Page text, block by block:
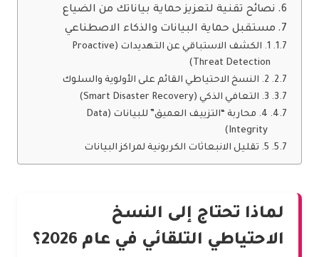
نصائح تقنية لتعزيز حماية بياناتك من الضياع
مستقبل حماية البيانات والذكاء الاصطناعي
1. الكشف الاستباقي عن التهديدات (Proactive
Threat Detection)
2. النسخ الاحتياطي القائم على الأولوية والسلوك
3. التعافي الذكي (Smart Disaster Recovery)
4. محاربة “التزييف العميق” للبيانات (Data
Integrity)
5. تقليل الانبعاثات الكربونية لمراكز البيانات
لماذا تحتاج إلى النسخ
الاحتياطي التلقائي في عام 2026؟